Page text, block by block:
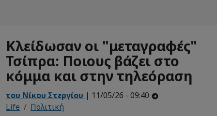
Κλείδωσαν οι "μεταγραφές"
Τσίπρα: Ποιους βάζει στο
κόμμα και στην τηλεόραση
του Νίκου Στεργίου | 11/05/26 - 09:40
Life
Πολιτική